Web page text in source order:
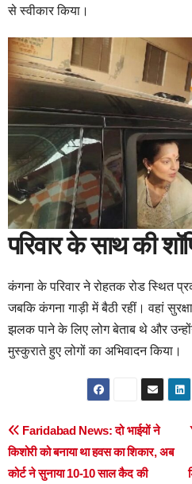
से स्वीकार किया।
परिवार के साथ की
कंगना के परिवार ने रोहतक रोड स्थित
जबकि कंगना गाड़ी में बैठी रहीं। वहां
झलक पाने के लिए लोग बेताब थे और
मुस्कुराते हुए लोगों का अभिवादन किया।
Post
navigation
Faridabad News: दो भाईयों ने
किशोरी को बनाया था हवस का शिकार, अब
कोर्ट ने सुनाया 10-10 साल कैद की